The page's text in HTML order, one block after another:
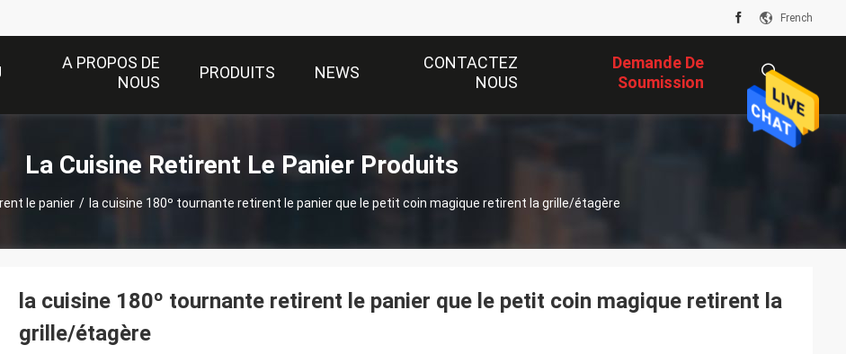
French
A PROPOS DE
NOUS
PRODUITS NEWS
CONTACTEZ
NOUS
Demande De
Soumission
La Cuisine Retirent Le Panier Produits
le panier / la cuisine 180º tournante retirent le panier que le petit coin magique retirent la grille/étagère
la cuisine 180º tournante retirent le panier que le petit coin magique retirent la
grille/étagère